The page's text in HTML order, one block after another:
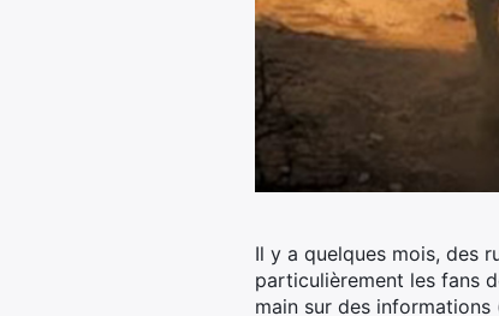
Il y a quelques mois, des
particulièrement les fans
main sur des